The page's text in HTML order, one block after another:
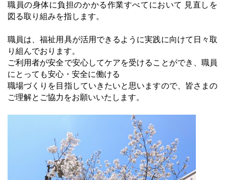
職員の身体に負担のかかる作業すべてにおいて 見直しを
図る取り組みを指します。
職員は、福祉用具が活用できるように実践に向けて日々取
り組んでおります。
ご利用者が安全で安心してケアを受けることができ、職員
にとっても安心・安全に働ける
職場づくりを目指していきたいと思いますので、皆さまの
ご理解とご協力をお願いいたします。